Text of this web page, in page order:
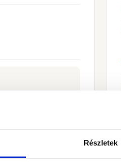
Részletek
→